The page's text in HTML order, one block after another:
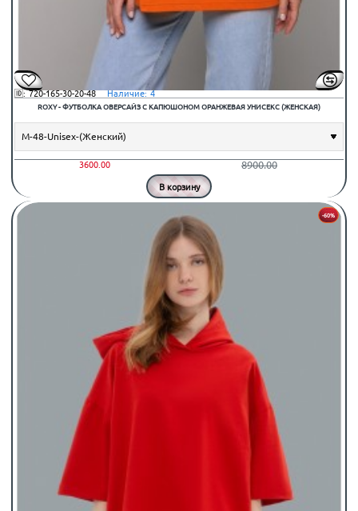
🆔: 720-165-30-20-48 ⠀Наличие: 4
ROXY - ФУТБОЛКА ОВЕРСАЙЗ С КАПЮШОНОМ ОРАНЖЕВАЯ УНИСЕКС (ЖЕНСКАЯ)
3600.00 8900.00
В корзину
-60%